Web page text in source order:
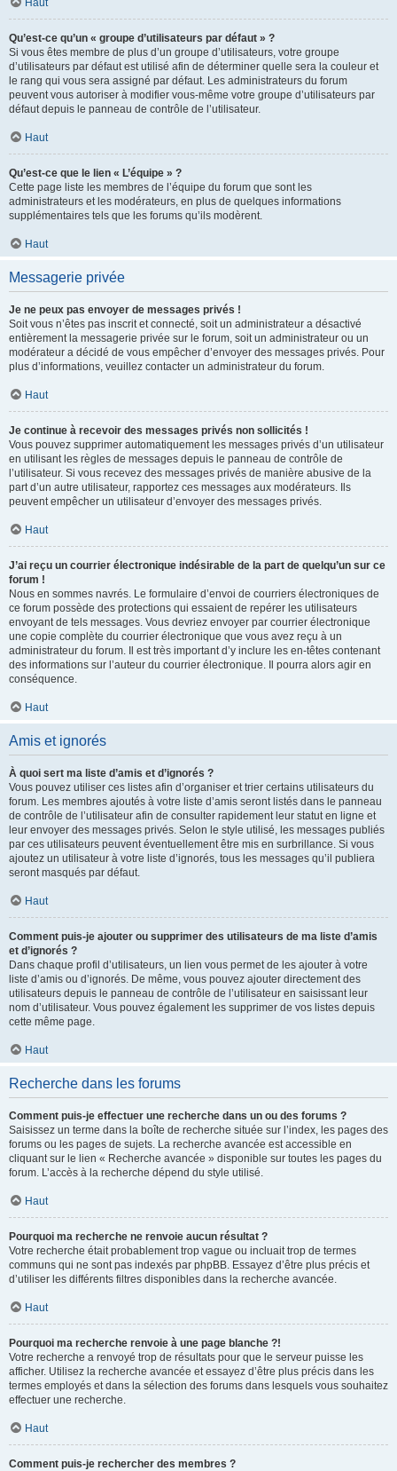
Haut
Qu’est-ce qu’un « groupe d’utilisateurs par défaut » ?
Si vous êtes membre de plus d’un groupe d’utilisateurs, votre groupe
d’utilisateurs par défaut est utilisé afin de déterminer quelle sera la couleur et
le rang qui vous sera assigné par défaut. Les administrateurs du forum
peuvent vous autoriser à modifier vous-même votre groupe d’utilisateurs par
défaut depuis le panneau de contrôle de l’utilisateur.
Haut
Qu’est-ce que le lien « L’équipe » ?
Cette page liste les membres de l’équipe du forum que sont les
administrateurs et les modérateurs, en plus de quelques informations
supplémentaires tels que les forums qu’ils modèrent.
Haut
Messagerie privée
Je ne peux pas envoyer de messages privés !
Soit vous n’êtes pas inscrit et connecté, soit un administrateur a désactivé
entièrement la messagerie privée sur le forum, soit un administrateur ou un
modérateur a décidé de vous empêcher d’envoyer des messages privés. Pour
plus d’informations, veuillez contacter un administrateur du forum.
Haut
Je continue à recevoir des messages privés non sollicités !
Vous pouvez supprimer automatiquement les messages privés d’un utilisateur
en utilisant les règles de messages depuis le panneau de contrôle de
l’utilisateur. Si vous recevez des messages privés de manière abusive de la
part d’un autre utilisateur, rapportez ces messages aux modérateurs. Ils
peuvent empêcher un utilisateur d’envoyer des messages privés.
Haut
J’ai reçu un courrier électronique indésirable de la part de quelqu’un sur ce
forum !
Nous en sommes navrés. Le formulaire d’envoi de courriers électroniques de
ce forum possède des protections qui essaient de repérer les utilisateurs
envoyant de tels messages. Vous devriez envoyer par courrier électronique
une copie complète du courrier électronique que vous avez reçu à un
administrateur du forum. Il est très important d’y inclure les en-têtes contenant
des informations sur l’auteur du courrier électronique. Il pourra alors agir en
conséquence.
Haut
Amis et ignorés
À quoi sert ma liste d’amis et d’ignorés ?
Vous pouvez utiliser ces listes afin d’organiser et trier certains utilisateurs du
forum. Les membres ajoutés à votre liste d’amis seront listés dans le panneau
de contrôle de l’utilisateur afin de consulter rapidement leur statut en ligne et
leur envoyer des messages privés. Selon le style utilisé, les messages publiés
par ces utilisateurs peuvent éventuellement être mis en surbrillance. Si vous
ajoutez un utilisateur à votre liste d’ignorés, tous les messages qu’il publiera
seront masqués par défaut.
Haut
Comment puis-je ajouter ou supprimer des utilisateurs de ma liste d’amis
et d’ignorés ?
Dans chaque profil d’utilisateurs, un lien vous permet de les ajouter à votre
liste d’amis ou d’ignorés. De même, vous pouvez ajouter directement des
utilisateurs depuis le panneau de contrôle de l’utilisateur en saisissant leur
nom d’utilisateur. Vous pouvez également les supprimer de vos listes depuis
cette même page.
Haut
Recherche dans les forums
Comment puis-je effectuer une recherche dans un ou des forums ?
Saisissez un terme dans la boîte de recherche située sur l’index, les pages des
forums ou les pages de sujets. La recherche avancée est accessible en
cliquant sur le lien « Recherche avancée » disponible sur toutes les pages du
forum. L’accès à la recherche dépend du style utilisé.
Haut
Pourquoi ma recherche ne renvoie aucun résultat ?
Votre recherche était probablement trop vague ou incluait trop de termes
communs qui ne sont pas indexés par phpBB. Essayez d’être plus précis et
d’utiliser les différents filtres disponibles dans la recherche avancée.
Haut
Pourquoi ma recherche renvoie à une page blanche ?!
Votre recherche a renvoyé trop de résultats pour que le serveur puisse les
afficher. Utilisez la recherche avancée et essayez d’être plus précis dans les
termes employés et dans la sélection des forums dans lesquels vous souhaitez
effectuer une recherche.
Haut
Comment puis-je rechercher des membres ?